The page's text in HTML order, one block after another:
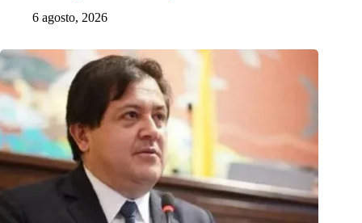
6 agosto, 2026